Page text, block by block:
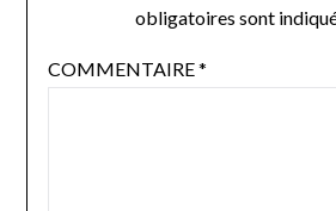
obligatoires sont
COMMENTAIRE*